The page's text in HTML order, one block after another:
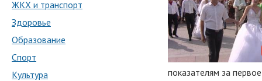
ЖКХ и транспорт
Здоровье
Образование
Спорт
Культура
показателям за